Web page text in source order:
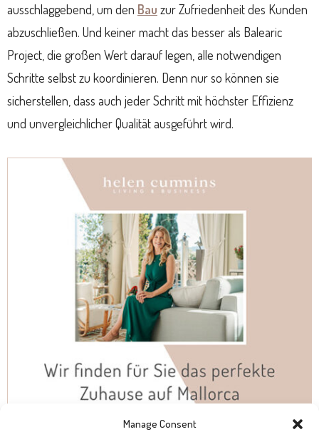
Manage Consent
ausschlaggebend, um den Bau zur Zufriedenheit des Kunden
abzuschließen. Und keiner macht das besser als Balearic
Project, die großen Wert darauf legen, alle notwendigen
Schritte selbst zu koordinieren. Denn nur so können sie
sicherstellen, dass auch jeder Schritt mit höchster Effizienz
und unvergleichlicher Qualität ausgeführt wird.